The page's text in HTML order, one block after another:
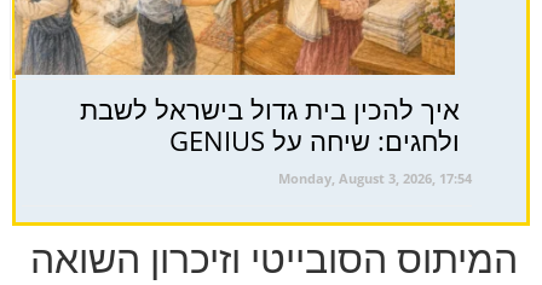
איך להכין בית גדול בישראל לשבת
ולחגים: שיחה על GENIUS
Monday, August 3, 2026, 17:54
המיתוס הסובייטי וזיכרון השואה